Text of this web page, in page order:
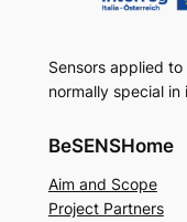
Sensors applied
normally special in
BeSENSHome
Aim and Scope
Project Partners